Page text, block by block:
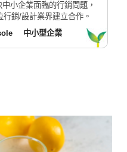
小企業面臨的行銷問題，
銷/設計業界建立合作。
中小型企業